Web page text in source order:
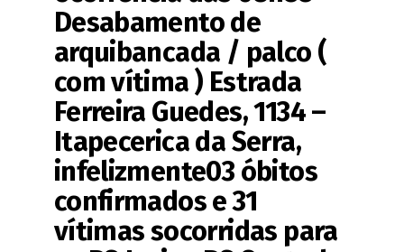
Desabamento de
arquibancada / palco (
com vítima ) Estrada
Ferreira Guedes, 1134 –
Itapecerica da Serra,
infelizmente03 óbitos
confirmados e 31
vítimas socorridas para